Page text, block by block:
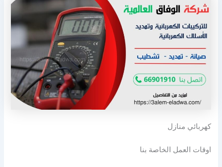
كهربائي منازل
اوقات العمل الخاصة بنا